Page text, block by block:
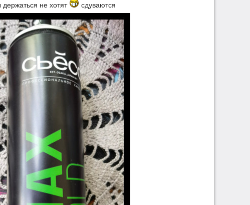
держаться не хотят сдуваются